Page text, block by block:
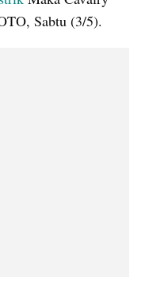
Sabtu (3/5).